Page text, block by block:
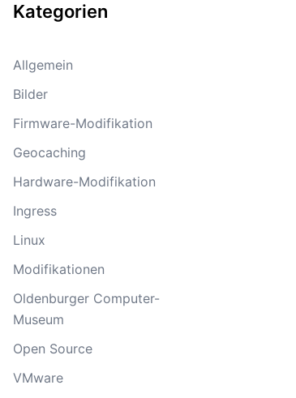
Kategorien
Allgemein
Bilder
Firmware-Modifikation
Geocaching
Hardware-Modifikation
Ingress
Linux
Modifikationen
Oldenburger Computer-
Museum
Open Source
VMware